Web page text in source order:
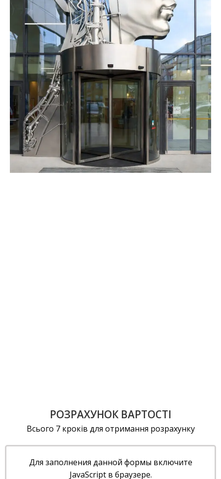
РОЗРАХУНОК ВАРТОСТІ
Всього 7 кроків для отримання розрахунку
Для заполнения данной формы включите
JavaScript в браузере.